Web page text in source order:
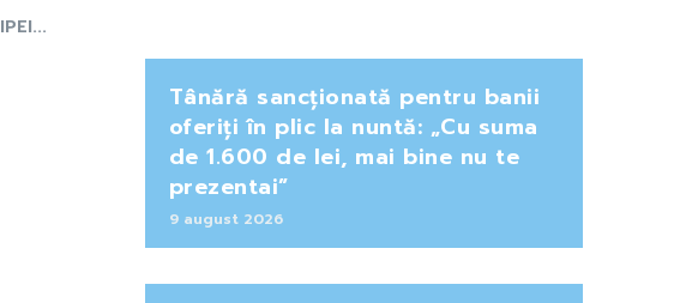
Tânără sancționată pentru banii
oferiți în plic la nuntă: „Cu suma
de 1.600 de lei, mai bine nu te
prezentai”
9 august 2026